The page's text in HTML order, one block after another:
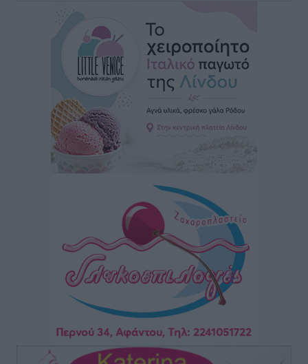
Ειδήσεις πριν 4 ώρες
Γ. Χατζημάρκος: “Δύο μεγάλες δεσμεύσεις
Γεωργιάδη” – Κίνητρα για τους γιατρούς των νησιών
και συνεργασία Ρόδου με το Αττικόν για το
Ακτινοθεραπευτικό
Τοπικές Ειδήσεις• πριν 4 ώρες
Σούπερ μάρκετ: Διευρύνεται η εθνική πρωτοβουλία
για τις τιμές – Eρχονται νέες συμμετοχές εταιρειών
Συνελήφθησαν έξι άτομα για ηχορύπανση από
καταστήματα στο Νότιο Αιγαίο
Τοπικές Ειδήσεις• πριν 4 ώρες
15 Αυγούστου 2026: Πώς θα πληρωθούν όσοι
εργαστούν την αργία – Τι ισχύει για πενθήμερο,
εξαήμερο και άδειες
Ειδήσεις πριν 4 ώρες